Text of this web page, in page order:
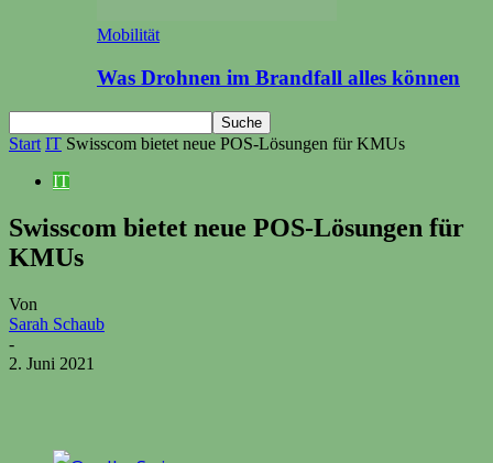
Mobilität
Was Drohnen im Brandfall alles können
Start IT Swisscom bietet neue POS-Lösungen für KMUs
IT
Swisscom bietet neue POS-Lösungen für
KMUs
Von
Sarah Schaub
-
2. Juni 2021